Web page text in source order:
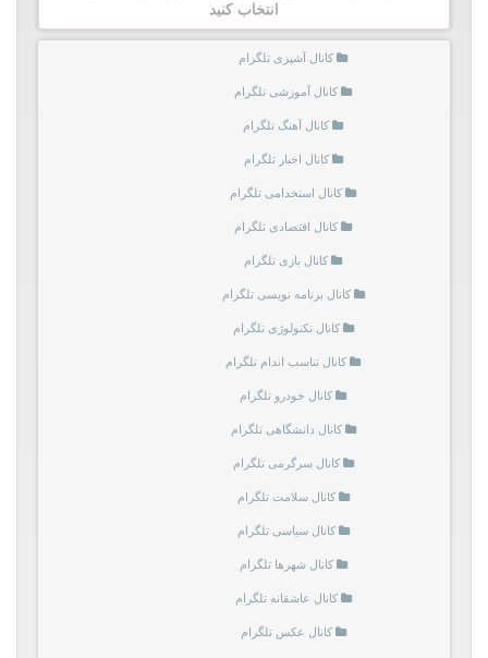
انتخاب کنید
کانال آشپزی تلگرام
کانال آموزشی تلگرام
کانال آهنگ تلگرام
کانال اخبار تلگرام
کانال استخدامی تلگرام
کانال اقتصادی تلگرام
کانال بازی تلگرام
کانال برنامه نویسی تلگرام
کانال تکنولوژی تلگرام
کانال تناسب اندام تلگرام
کانال خودرو تلگرام
کانال دانشگاهی تلگرام
کانال سرگرمی تلگرام
کانال سلامت تلگرام
کانال سیاسی تلگرام
کانال شهرها تلگرام
کانال عاشقانه تلگرام
کانال عکس تلگرام